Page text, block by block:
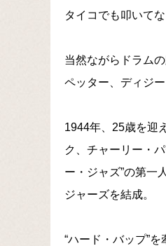
タイコでも叩いて
当然ながらドラム
ペッター、ディジ
1944年、25歳を迎
ク、チャーリー・
ー・ジャズ”の第一
ジャーズを結成。
“ハード・バップ”